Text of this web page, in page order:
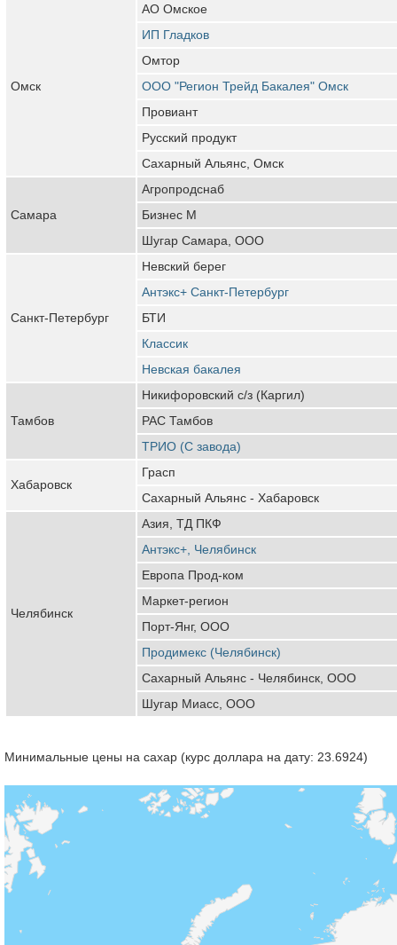
Омск
АО Омское
ИП Гладков
Омтор
ООО "Регион Трейд Бакалея" Омск
Провиант
Русский продукт
Сахарный Альянс, Омск
Самара
Агропродснаб
Бизнес М
Шугар Самара, ООО
Санкт-Петербург
Невский берег
Антэкс+ Санкт-Петербург
БТИ
Классик
Невская бакалея
Тамбов
Никифоровский с/з (Каргил)
РАС Тамбов
ТРИО (С завода)
Хабаровск
Грасп
Сахарный Альянс - Хабаровск
Челябинск
Азия, ТД ПКФ
Антэкс+, Челябинск
Европа Прод-ком
Маркет-регион
Порт-Янг, ООО
Продимекс (Челябинск)
Сахарный Альянс - Челябинск, ООО
Шугар Миасс, ООО
Минимальные цены на сахар (курс доллара на дату: 23.6924)